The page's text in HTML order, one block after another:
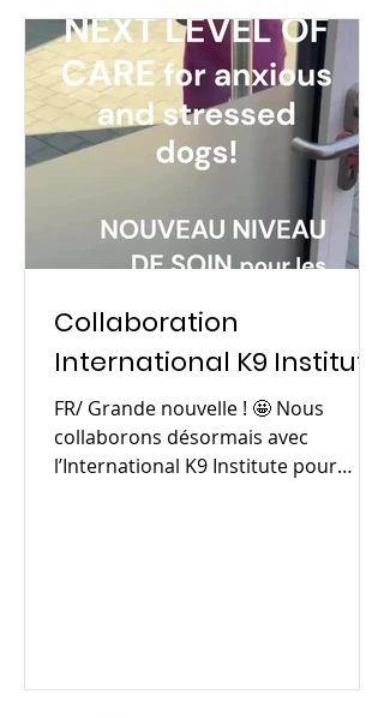
Collaboration
International K9 Institute
FR/ Grande nouvelle ! 🤩 Nous
collaborons désormais avec
l’International K9 Institute pour